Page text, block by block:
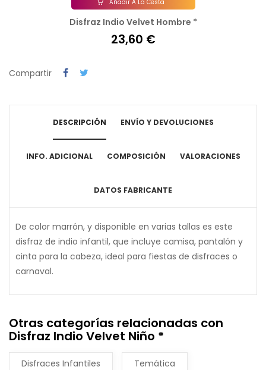
Añadir A La Cesta
Disfraz Indio Velvet Hombre *
23,60 €
Compartir
DESCRIPCIÓN ENVÍO Y DEVOLUCIONES
INFO. ADICIONAL COMPOSICIÓN VALORACIONES
DATOS FABRICANTE
De color marrón, y disponible en varias tallas es este
disfraz de indio infantil, que incluye camisa, pantalón y
cinta para la cabeza, ideal para fiestas de disfraces o
carnaval.
Otras categorías relacionadas con
Disfraz Indio Velvet Niño *
Disfraces Infantiles Temática